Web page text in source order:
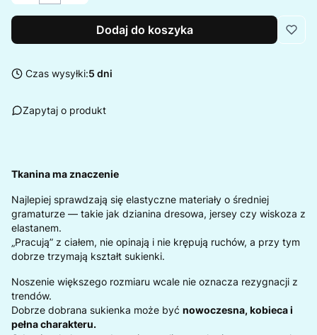
Dodaj do koszyka
Czas wysyłki:5 dni
Zapytaj o produkt
Tkanina ma znaczenie
Najlepiej sprawdzają się elastyczne materiały o średniej
gramaturze — takie jak dzianina dresowa, jersey czy wiskoza z
elastanem.
„Pracują” z ciałem, nie opinają i nie krępują ruchów, a przy tym
dobrze trzymają kształt sukienki.
Noszenie większego rozmiaru wcale nie oznacza rezygnacji z
trendów.
Dobrze dobrana sukienka może być nowoczesna, kobieca i
pełna charakteru.